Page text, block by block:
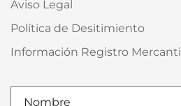
Aviso Legal
Política de Desitimiento
Información Registro Mercantil